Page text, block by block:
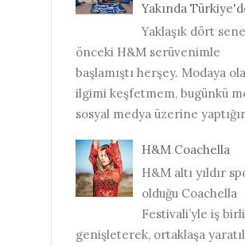
Yakında
Yaklaşık dört sene
önceki H&M serüvenimle
başlamıştı herşey. Modaya
ilgimi keşfetmem, bugünkü
sosyal medya üzerine
H&M Coachella
H&M altı yıldır
olduğu Coachella
Festivali’yle iş
genişleterek, ortaklaşa